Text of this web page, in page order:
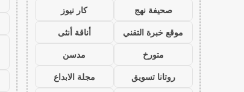
صحيفة نهج
كار نيوز
موقع خبرة التقني
أناقة أنثى
متورخ
مدسن
روتانا تسويق
مجلة الابداع